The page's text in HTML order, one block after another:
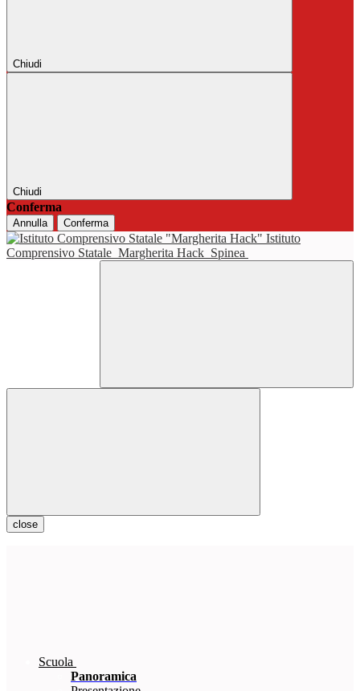
Chiudi
Chiudi
Conferma
Annulla Conferma
Istituto
Comprensivo Statale Margherita Hack Spinea
close
Scuola
Panoramica